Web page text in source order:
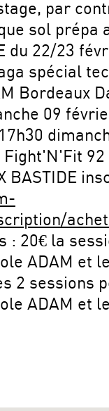
par
sol prépa
du 22/23
spécial
Bordeaux
09
Fight'N'Fit
BASTIDE
: 20€ la
ADAM et
2 sessions
ADAM et